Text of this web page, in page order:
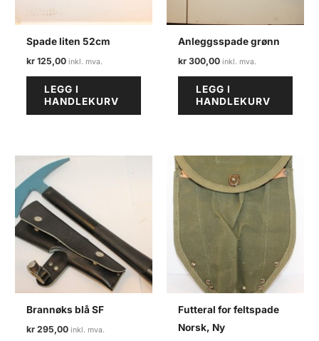
Spade liten 52cm
kr 125,00
LEGG I
HANDLEKURV
Anleggsspade grønn
kr 300,00
LEGG I
HANDLEKURV
Brannøks blå SF
kr 295,00
Futteral for feltspade
Norsk, Ny